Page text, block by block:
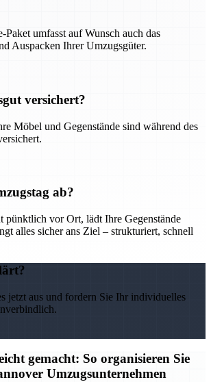
Paket umfasst auf Wunsch auch das
Auspacken Ihrer Umzugsgüter.
versichert?
Möbel und Gegenstände sind während des
ab?
pünktlich vor Ort, lädt Ihre Gegenstände
alles sicher ans Ziel – strukturiert, schnell
jetzt aus und fordern Sie Ihr individuelles
gemacht: So organisieren Sie
Umzugsunternehmen